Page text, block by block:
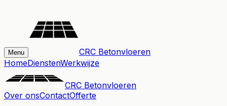
Menu
CRC Betonvloeren
HomeDienstenWerkwijze
CRC Betonvloeren
Over onsContactOfferte